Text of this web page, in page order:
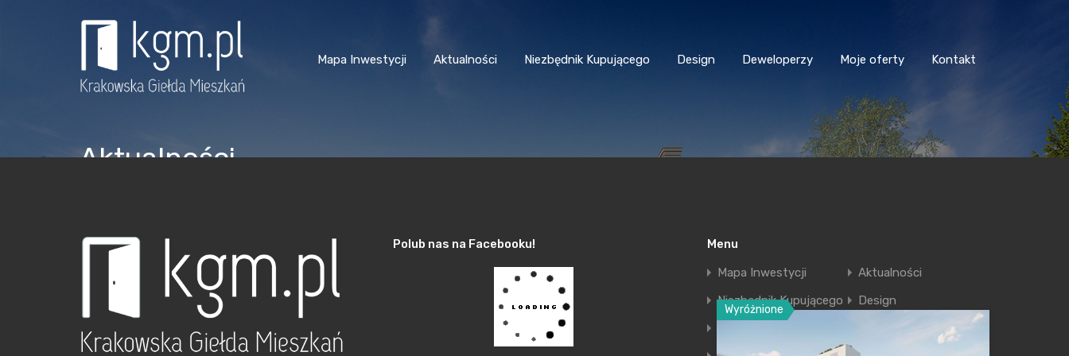
Mapa Inwestycji Aktualności Niezbędnik Kupującego Design Deweloperzy Moje oferty Kontakt
Aktualności
Wyróżnione
Polub nas na Facebooku!
Menu
Mapa Inwestycji
Aktualności
Niezbędnik Kupującego
Design